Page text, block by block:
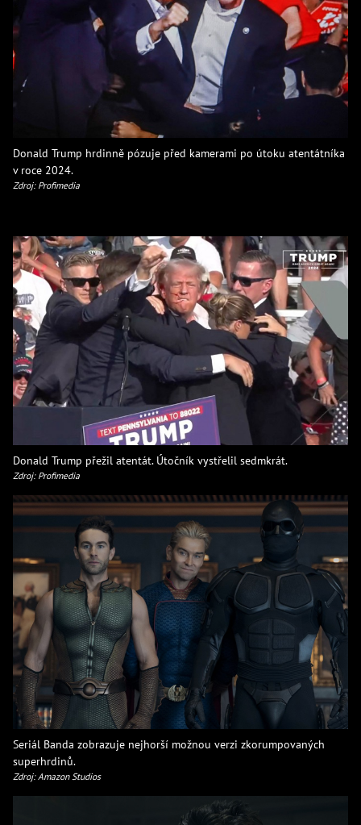
Donald Trump hrdinně pózuje před kamerami po útoku atentátníka
v roce 2024.
Zdroj: Profimedia
Donald Trump přežil atentát. Útočník vystřelil sedmkrát.
Zdroj: Profimedia
Seriál Banda zobrazuje nejhorší možnou verzi zkorumpovaných
superhrdinů.
Zdroj: Amazon Studios